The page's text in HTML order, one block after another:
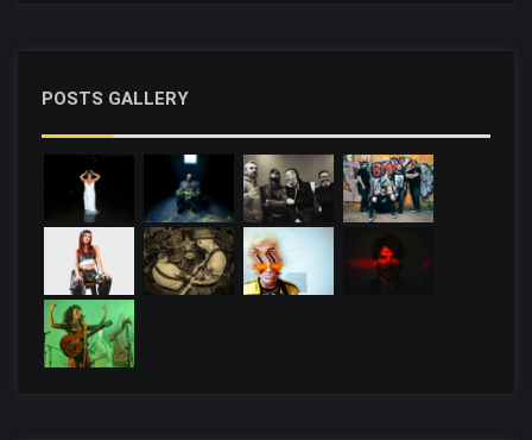
POSTS GALLERY